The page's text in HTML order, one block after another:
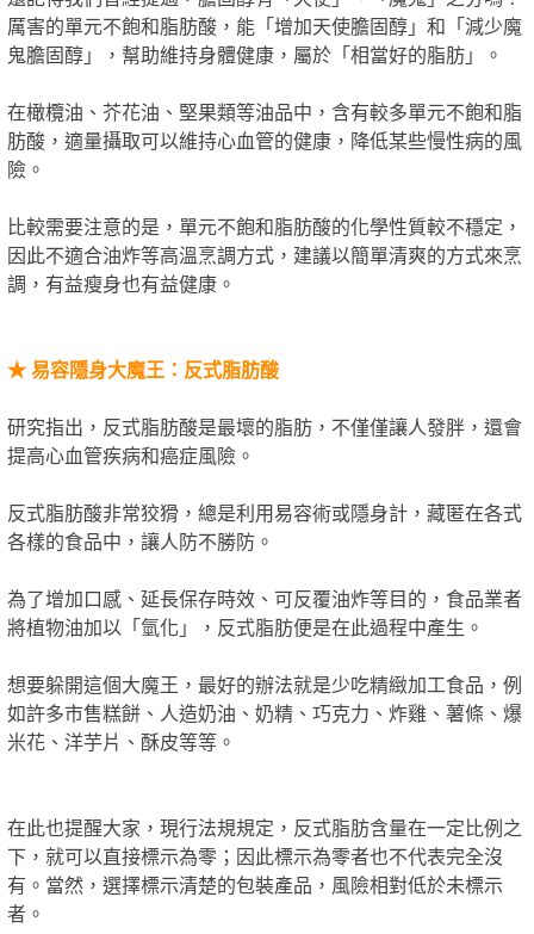
厲害的單元不飽和脂肪酸，能「增加天使膽固醇」和「減少魔
鬼膽固醇」，幫助維持身體健康，屬於「相當好的脂肪」。
在橄欖油、芥花油、堅果類等油品中，含有較多單元不飽和脂
肪酸，適量攝取可以維持心血管的健康，降低某些慢性病的風
險。
比較需要注意的是，單元不飽和脂肪酸的化學性質較不穩定，
因此不適合油炸等高溫烹調方式，建議以簡單清爽的方式來烹
調，有益瘦身也有益健康。
★易容隱身大魔王：反式脂肪酸
研究指出，反式脂肪酸是最壞的脂肪，不僅僅讓人發胖，還會
提高心血管疾病和癌症風險。
反式脂肪酸非常狡猾，總是利用易容術或隱身計，藏匿在各式
各樣的食品中，讓人防不勝防。
為了增加口感、延長保存時效、可反覆油炸等目的，食品業者
將植物油加以「氫化」，反式脂肪便是在此過程中產生。
想要躲開這個大魔王，最好的辦法就是少吃精緻加工食品，例
如許多市售糕餅、人造奶油、奶精、巧克力、炸雞、薯條、爆
米花、洋芋片、酥皮等等。
在此也提醒大家，現行法規規定，反式脂肪含量在一定比例之
下，就可以直接標示為零；因此標示為零者也不代表完全沒
有。當然，選擇標示清楚的包裝產品，風險相對低於未標示
者。